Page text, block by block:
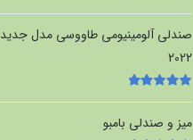
5
صندلی آلومینیومی طاووسی مدل جدید
2022
امتیاز5.00از
میز و صندلی بامبو